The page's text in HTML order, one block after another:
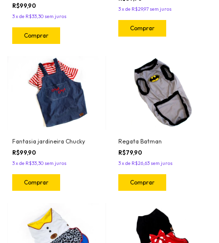
R$99,90
3xde R$33,30 sem juros
Comprar
3xde R$29,97 sem juros
Comprar
Fantasia jardineira Chucky
R$99,90
3xde R$33,30 sem juros
Comprar
Regata Batman
R$79,90
3xde R$26,63 sem juros
Comprar